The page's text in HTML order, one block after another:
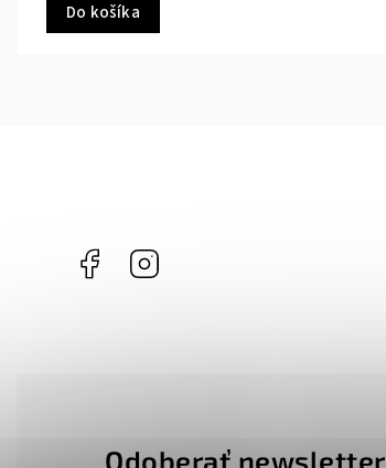
Do košíka
Facebook
Odoberať newsletter